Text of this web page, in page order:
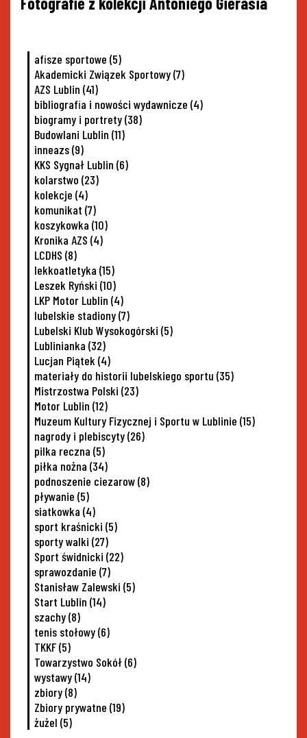
afisze sportowe (5)
Akademicki Związek Sportowy(7)
AZS Lublin (41)
bibliografia i nowości wydawnicze (4)
biogramy i portrety(38)
Budowlani Lublin (11)
inneazs(9)
KKS Sygnał Lublin (6)
kolarstwo (23)
kolekcje (4)
komunikat (7)
koszykowka (10)
Kronika AZS (4)
LCDHS (8)
lekkoatletyka (15)
Leszek Ryński (10)
LKP Motor Lublin (4)
lubelskie stadiony(7)
Lubelski Klub Wysokogórski (5)
Lublinianka (32)
Lucjan Piątek (4)
materiały do historii lubelskiego sportu (35)
Mistrzostwa Polski (23)
Motor Lublin (12)
Muzeum Kultury Fizycznej i Sportu w Lublinie (15)
nagrody i plebiscyty(26)
pilka reczna (5)
piłka nożna (34)
podnoszenie ciezarow(8)
pływanie (5)
siatkowka (4)
sport kraśnicki (5)
sporty walki (27)
Sport świdnicki (22)
sprawozdanie (7)
Stanisław Zalewski (5)
Start Lublin (14)
szachy(8)
tenis stołowy(6)
TKKF(5)
Towarzystwo Sokół(6)
wystawy(14)
zbiory(8)
Zbiory prywatne (19)
żużel (5)